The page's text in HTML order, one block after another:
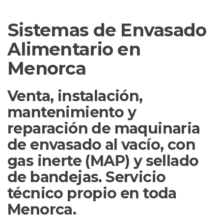
Sistemas de Envasado
Alimentario en
Menorca
Venta, instalación,
mantenimiento y
reparación de maquinaria
de envasado al vacío, con
gas inerte (MAP) y sellado
de bandejas. Servicio
técnico propio en toda
Menorca.